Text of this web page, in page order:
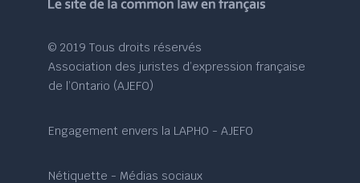
© 2019 Tous droits réservés
Association des juristes d’expression française
de l’Ontario (AJEFO)
Engagement envers la LAPHO - AJEFO
Nétiquette - Médias sociaux